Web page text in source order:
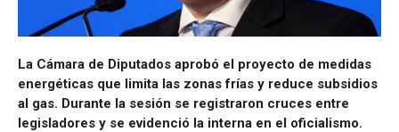
La Cámara de Diputados aprobó el proyecto de medidas
energéticas que limita las zonas frías y reduce subsidios
al gas. Durante la sesión se registraron cruces entre
legisladores y se evidenció la interna en el oficialismo.